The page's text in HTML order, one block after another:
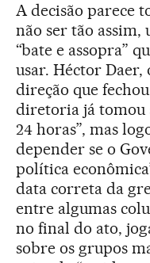
A decisão parece
não ser tão assim,
“bate e assopra”
usar. Héctor
direção que
diretoria já tomou
24 horas”, mas
depender se o
política
data correta da
entre algumas
no final do ato,
sobre os grupos